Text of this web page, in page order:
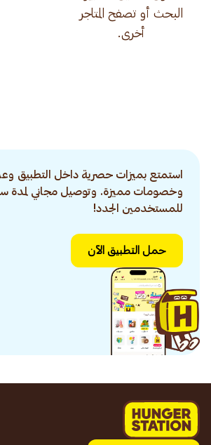
البحث أو تصفح المتاجر
أخرى.
استمتع بميزات حصرية داخل التطبيق
وخصومات مميزة. وتوصيل مجاني لمدة
للمستخدمين الجدد!
حمل التطبيق الآن